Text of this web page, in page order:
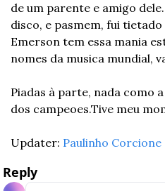
de um parente e amigo
disco, e pasmem, fui
Emerson tem essa mania
nomes da musica mundial,
Piadas à parte, nada como
dos campeoes.Tive meu
Updater: Paulinho Corcione
Reply